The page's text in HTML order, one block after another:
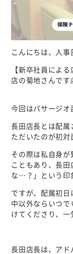
こんにちは、人
【新卒社員によ
店の菊地さんです
今回はパサージオ
長田店長とは配属
ただいたのが初対
その際は私自身が
こともあり、長
な…？」という印
ですが、配属初日
中以外ならいつで
けてくださり、一
長田店長は、アド